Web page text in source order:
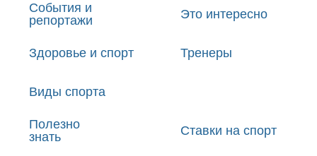
События и
репортажи
Это интересно
Здоровье и спорт Тренеры
Виды спорта
Полезно
знать
Ставки на спорт